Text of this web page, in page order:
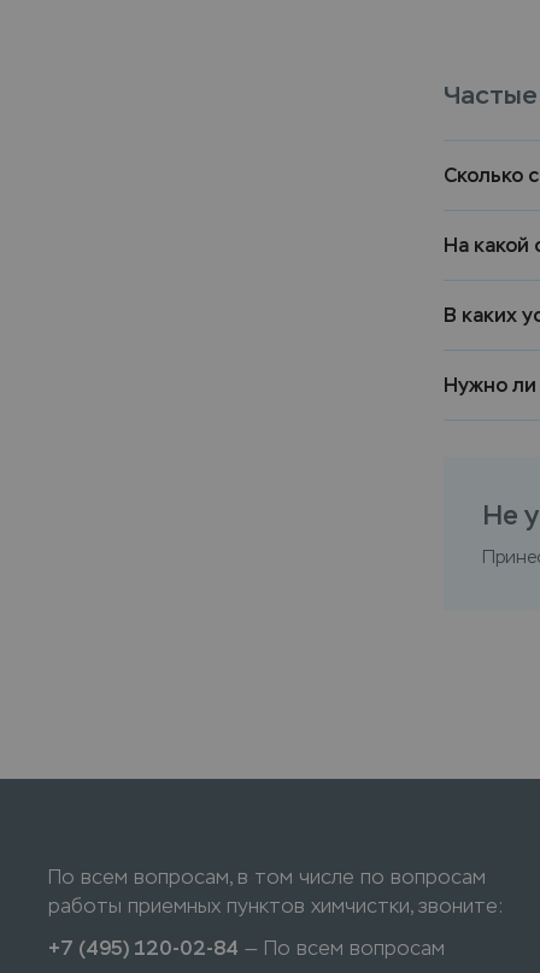
Сколько
На какой
В каких
Нужно ли
Не
По всем вопросам, в том числе по вопросам
работы приемных пунктов химчистки, звоните:
+7 (495) 120-02-84 — По всем вопросам